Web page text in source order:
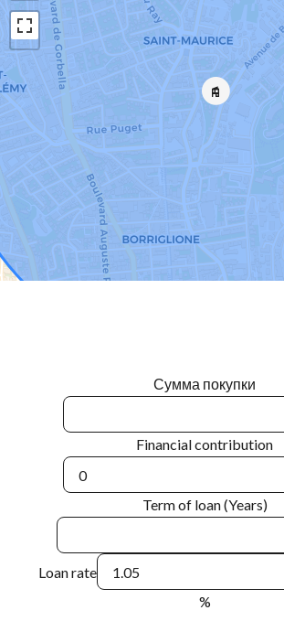
Сумма покупки
Financial contribution
Term of loan (Years)
Loan rate
%